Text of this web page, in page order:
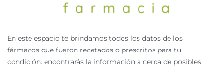
En este espacio te brindamos todos los datos de los
fármacos que fueron recetados o prescritos para tu
condición. encontrarás la información a cerca de posibles